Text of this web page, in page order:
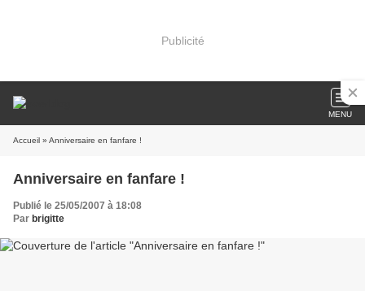
Publicité
MENU
Accueil » Anniversaire en fanfare !
Anniversaire en fanfare !
Publié le 25/05/2007 à 18:08
Par brigitte